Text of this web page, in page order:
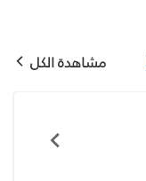
مشاهدة الكل